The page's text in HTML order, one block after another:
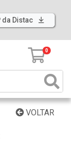
da Distac
0
VOLTAR